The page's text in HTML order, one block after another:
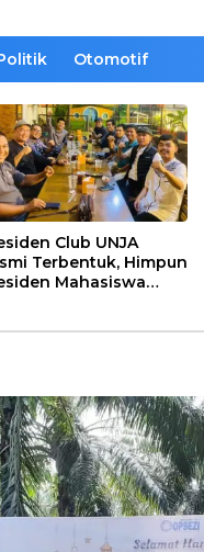
Otomotif
Club UNJA
Terbentuk, Himpun
Mahasiswa